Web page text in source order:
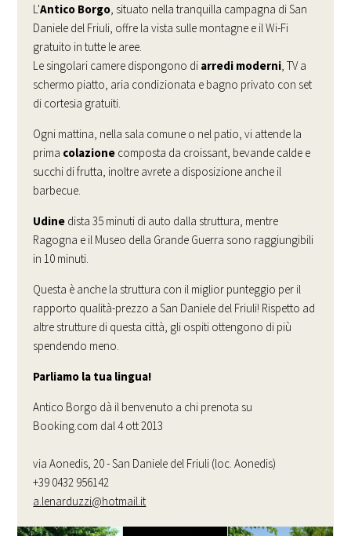
L'Antico Borgo , situato nella tranquilla campagna di San
Daniele del Friuli, offre la vista sulle montagne e il Wi-Fi
gratuito in tutte le aree.
Le singolari camere dispongono di arredi moderni , TV a
schermo piatto, aria condizionata e bagno privato con set
di cortesia gratuiti.
Ogni mattina, nella sala comune o nel patio, vi attende la
prima colazione composta da croissant, bevande calde e
succhi di frutta, inoltre avrete a disposizione anche il
barbecue.
Udine dista 35 minuti di auto dalla struttura, mentre
Ragogna e il Museo della Grande Guerra sono raggiungibili
in 10 minuti.
Questa è anche la struttura con il miglior punteggio per il
rapporto qualità-prezzo a San Daniele del Friuli! Rispetto ad
altre strutture di questa città, gli ospiti ottengono di più
spendendo meno.
Parliamo la tua lingua!
Antico Borgo dà il benvenuto a chi prenota su
Booking.com dal 4 ott 2013
via Aonedis, 20 - San Daniele del Friuli (loc. Aonedis)
+39 0432 956142
a.lenarduzzi@hotmail.it